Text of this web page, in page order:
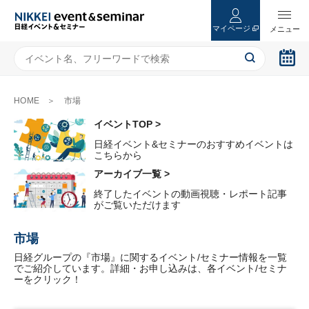
マイページ
HOME 市場
イベントTOP >
日経イベント&セミナーのおすすめイベントは
こちらから
アーカイブ一覧 >
終了したイベントの動画視聴・レポート記事
がご覧いただけます
市場
日経グループの『市場』に関するイベント/セミナー情報を一覧
でご紹介しています。詳細・お申し込みは、各イベント/セミナ
ーをクリック！